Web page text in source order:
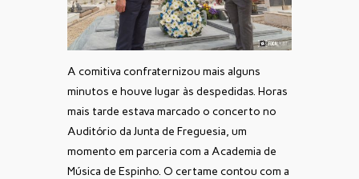
A comitiva confraternizou mais alguns
minutos e houve lugar às despedidas. Horas
mais tarde estava marcado o concerto no
Auditório da Junta de Freguesia, um
momento em parceria com a Academia de
Música de Espinho. O certame contou com a